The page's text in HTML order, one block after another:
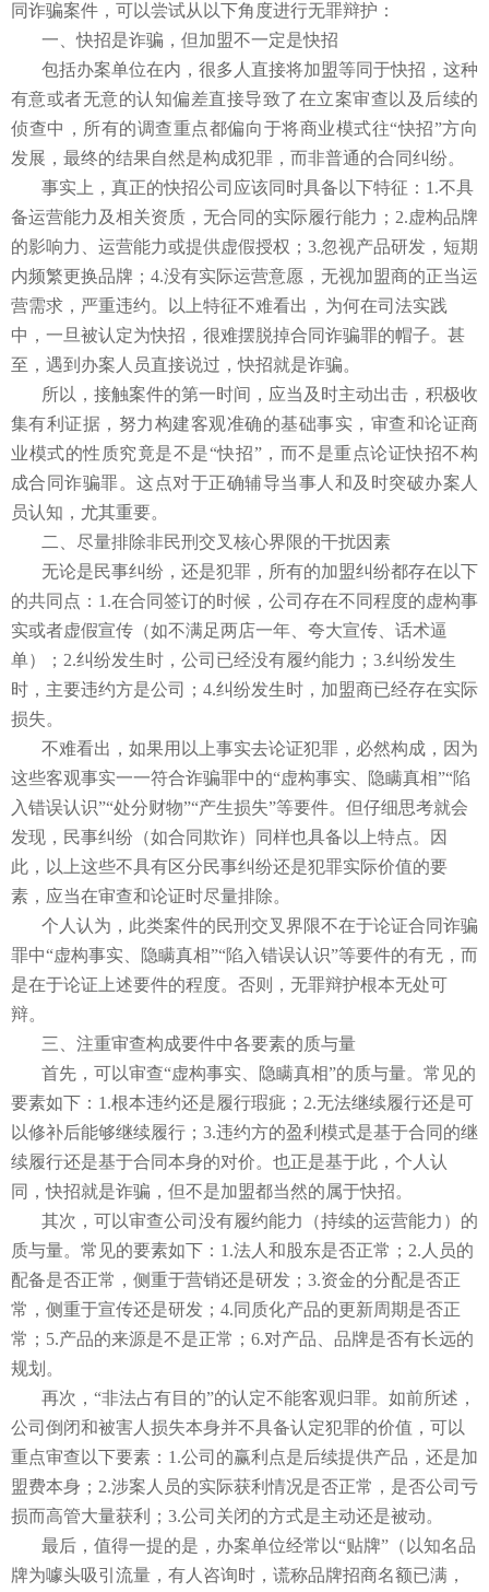
同诈骗案件，可以尝试从以下角度进行无罪辩护：
一、快招是诈骗，但加盟不一定是快招
包括办案单位在内，很多人直接将加盟等同于快招，这种
有意或者无意的认知偏差直接导致了在立案审查以及后续的
侦查中，所有的调查重点都偏向于将商业模式往“快招”方向
发展，最终的结果自然是构成犯罪，而非普通的合同纠纷。
事实上，真正的快招公司应该同时具备以下特征：1.不具
备运营能力及相关资质，无合同的实际履行能力；2.虚构品牌
的影响力、运营能力或提供虚假授权；3.忽视产品研发，短期
内频繁更换品牌；4.没有实际运营意愿，无视加盟商的正当运
营需求，严重违约。以上特征不难看出，为何在司法实践
中，一旦被认定为快招，很难摆脱掉合同诈骗罪的帽子。甚
至，遇到办案人员直接说过，快招就是诈骗。
所以，接触案件的第一时间，应当及时主动出击，积极收
集有利证据，努力构建客观准确的基础事实，审查和论证商
业模式的性质究竟是不是“快招”，而不是重点论证快招不构
成合同诈骗罪。这点对于正确辅导当事人和及时突破办案人
员认知，尤其重要。
二、尽量排除非民刑交叉核心界限的干扰因素
无论是民事纠纷，还是犯罪，所有的加盟纠纷都存在以下
的共同点：1.在合同签订的时候，公司存在不同程度的虚构事
实或者虚假宣传（如不满足两店一年、夸大宣传、话术逼
单）；2.纠纷发生时，公司已经没有履约能力；3.纠纷发生
时，主要违约方是公司；4.纠纷发生时，加盟商已经存在实际
损失。
不难看出，如果用以上事实去论证犯罪，必然构成，因为
这些客观事实一一符合诈骗罪中的“虚构事实、隐瞒真相”“陷
入错误认识”“处分财物”“产生损失”等要件。但仔细思考就会
发现，民事纠纷（如合同欺诈）同样也具备以上特点。因
此，以上这些不具有区分民事纠纷还是犯罪实际价值的要
素，应当在审查和论证时尽量排除。
个人认为，此类案件的民刑交叉界限不在于论证合同诈骗
罪中“虚构事实、隐瞒真相”“陷入错误认识”等要件的有无，而
是在于论证上述要件的程度。否则，无罪辩护根本无处可
辩。
三、注重审查构成要件中各要素的质与量
首先，可以审查“虚构事实、隐瞒真相”的质与量。常见的
要素如下：1.根本违约还是履行瑕疵；2.无法继续履行还是可
以修补后能够继续履行；3.违约方的盈利模式是基于合同的继
续履行还是基于合同本身的对价。也正是基于此，个人认
同，快招就是诈骗，但不是加盟都当然的属于快招。
其次，可以审查公司没有履约能力（持续的运营能力）的
质与量。常见的要素如下：1.法人和股东是否正常；2.人员的
配备是否正常，侧重于营销还是研发；3.资金的分配是否正
常，侧重于宣传还是研发；4.同质化产品的更新周期是否正
常；5.产品的来源是不是正常；6.对产品、品牌是否有长远的
规划。
再次，“非法占有目的”的认定不能客观归罪。如前所述，
公司倒闭和被害人损失本身并不具备认定犯罪的价值，可以
重点审查以下要素：1.公司的赢利点是后续提供产品，还是加
盟费本身；2.涉案人员的实际获利情况是否正常，是否公司亏
损而高管大量获利；3.公司关闭的方式是主动还是被动。
最后，值得一提的是，办案单位经常以“贴牌”（以知名品
牌为噱头吸引流量，有人咨询时，谎称品牌招商名额已满，